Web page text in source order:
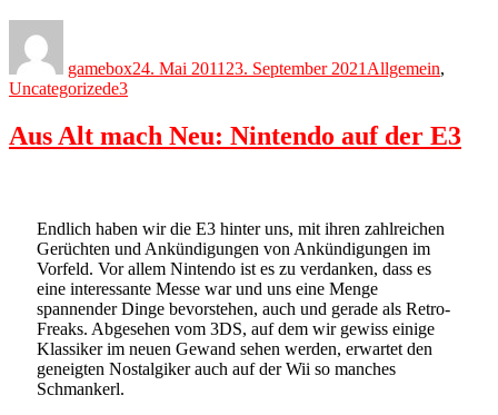
gamebox24. Mai 2011 23. September 2021 Allgemein,
UncategorizedTags
e3
Aus Alt mach Neu: Nintendo auf der E3
Endlich haben wir die E3 hinter uns, mit ihren zahlreichen
Gerüchten und Ankündigungen von Ankündigungen im
Vorfeld. Vor allem Nintendo ist es zu verdanken, dass es
eine interessante Messe war und uns eine Menge
spannender Dinge bevorstehen, auch und gerade als Retro-
Freaks. Abgesehen vom 3DS, auf dem wir gewiss einige
Klassiker im neuen Gewand sehen werden, erwartet den
geneigten Nostalgiker auch auf der Wii so manches
Schmankerl.